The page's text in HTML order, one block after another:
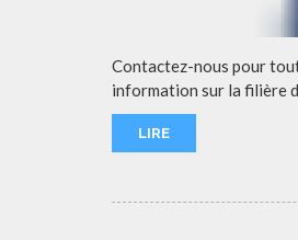
Contactez-nous pour
information sur la filière
LIRE